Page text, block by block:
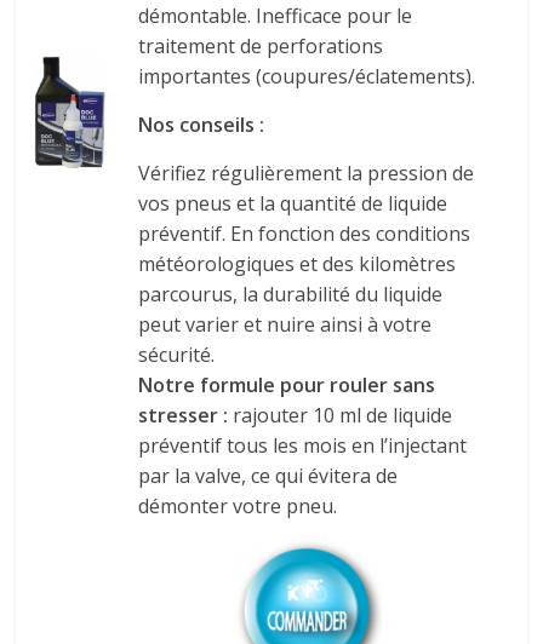
démontable. Inefficace pour le
traitement de perforations
importantes (coupures/éclatements).
Nos conseils :
Vérifiez régulièrement la pression de
vos pneus et la quantité de liquide
préventif. En fonction des conditions
météorologiques et des kilomètres
parcourus, la durabilité du liquide
peut varier et nuire ainsi à votre
sécurité.
Notre formule pour rouler sans
stresser : rajouter 10 ml de liquide
préventif tous les mois en l’injectant
par la valve, ce qui évitera de
démonter votre pneu.